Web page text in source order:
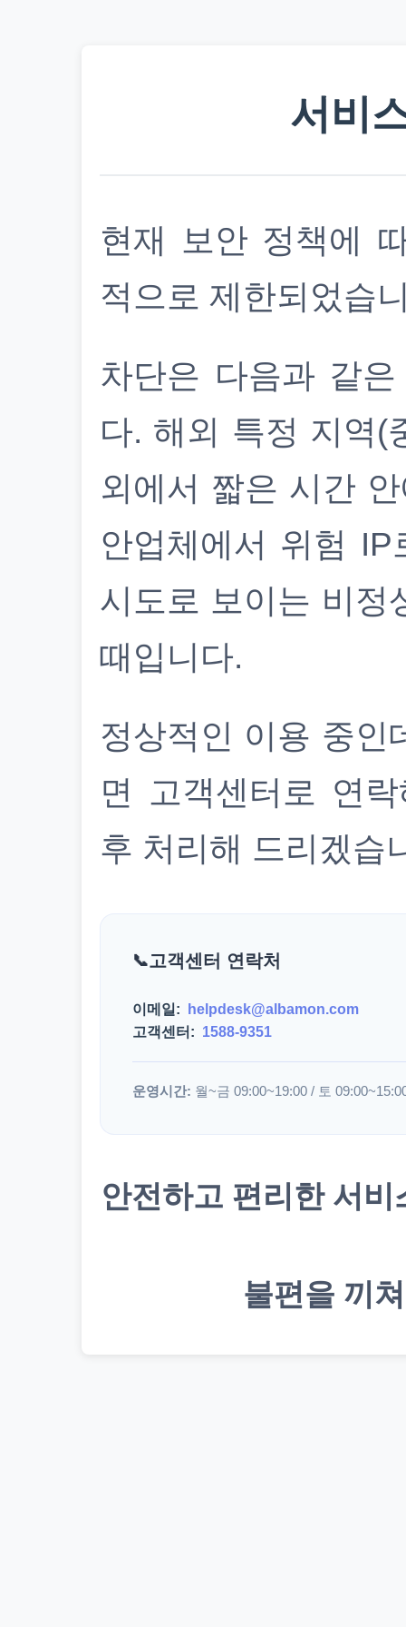
서비
현재 보안 정책에
적으로 제한되었습
차단은 다음과 같
다. 해외 특정 지역(
외에서 짧은 시간
안업체에서 위험
시도로 보이는 비정
때입니다.
정상적인 이용 중인
면 고객센터로 연
후 처리해 드리겠습
고객센터 연락처
이메일:
helpdesk@albamon.com
고객센터: 1588-9351
운영시간: 월~금 09:00~19:00 / 토
안전하고 편리한 서
불편을 끼